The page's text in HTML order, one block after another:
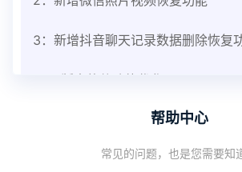
3：新增抖音聊天记录数据删除恢复
1：优化监控终端从当前监控界面切
机设备响应慢问题
帮助中心
常见的问题，也是您需要知